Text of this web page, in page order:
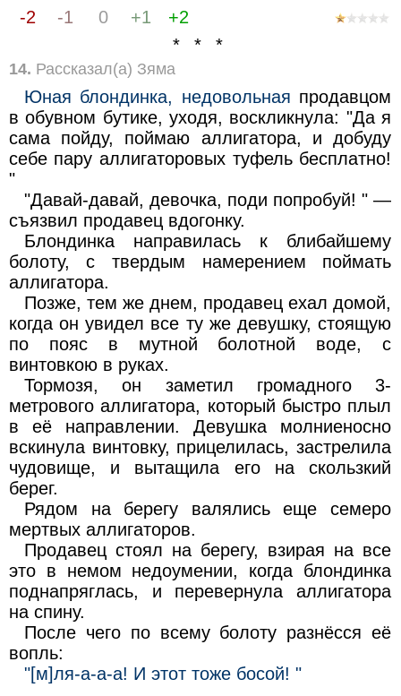
-2
-1 0 +1
+2
* * *
14. Рассказал(а) Зяма
Юная блондинка, недовольная продавцом
в обувном бутике, уходя, воскликнула: "Да я
сама пойду, поймаю аллигатора, и добуду
себе пару аллигаторовых туфель бесплатно!
"
"Давай-давай, девочка, поди попробуй! " —
съязвил продавец вдогонку.
Блондинка направилась к блибайшему
болоту, с твердым намерением поймать
аллигатора.
Позже, тем же днем, продавец ехал домой,
когда он увидел все ту же девушку, стоящую
по пояс в мутной болотной воде, с
винтовкою в руках.
Тормозя, он заметил громадного 3-
метрового аллигатора, который быстро плыл
в её направлении. Девушка молниеносно
вскинула винтовку, прицелилась, застрелила
чудовище, и вытащила его на скользкий
берег.
Рядом на берегу валялись еще семеро
мертвых аллигаторов.
Продавец стоял на берегу, взирая на все
это в немом недоумении, когда блондинка
поднапряглась, и перевернула аллигатора
на спину.
После чего по всему болоту разнёсся её
вопль:
"[м]ля-а-а-а! И этот тоже босой! "